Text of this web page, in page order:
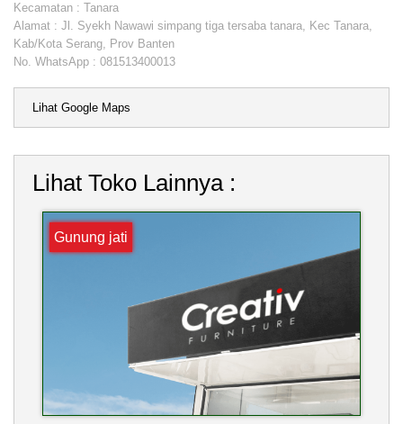
Kecamatan : Tanara
Alamat : Jl. Syekh Nawawi simpang tiga tersaba tanara, Kec Tanara,
Kab/Kota Serang, Prov Banten
No. WhatsApp : 081513400013
Lihat Google Maps
Lihat Toko Lainnya :
Gunung jati